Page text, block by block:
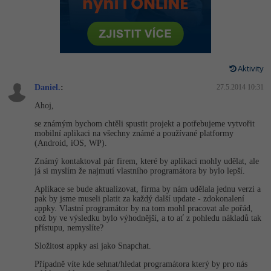
HTML5, CSS3, Bootstrap, SEO
SQL a databáze
React
Spring
ASP.NET MVC
Django
Best practices
JavaScript
UML a návrhové vzory
MySQL/MariaDB
MS-SQL
SQLite
Vývojář mobilních aplikací
Specialista na AI a bigdata
Webdesigner
Tester
Systémový administrátor
Grafik / UX/UI návrhář
3D grafik
Projektový manažer
Databázový analytik
Python -80%
JavaScript -80%
Swift -80%
-80%
-80%
VB.NET
Návrh SW -80%
Digitální gramotnost
Marketing -30%
UX
Business
Kryptoměny
Copywriting -30%
MS Office
Photoshop -80%
Adobe Illustrator -80%
Adobe InDesign -25%
Adobe After Effects
Blender
Inkscape
Fotografování
Aktivity
Daniel.: 27.5.2014 10:31
Ahoj,
se známým bychom chtěli spustit projekt a potřebujeme vytvořit
mobilní aplikaci na všechny známé a používané platformy
(Android, iOS, WP).
Známý kontaktoval pár firem, které by aplikaci mohly udělat, ale
já si myslím že najmutí vlastního programátora by bylo lepší.
Aplikace se bude aktualizovat, firma by nám udělala jednu verzi a
pak by jsme museli platit za každý další update - zdokonalení
appky. Vlastní programátor by na tom mohl pracovat ale pořád,
což by ve výsledku bylo výhodnější, a to ať z pohledu nákladů tak
přístupu, nemyslíte?
Složitost appky asi jako Snapchat.
Případně víte kde sehnat/hledat programátora který by pro nás